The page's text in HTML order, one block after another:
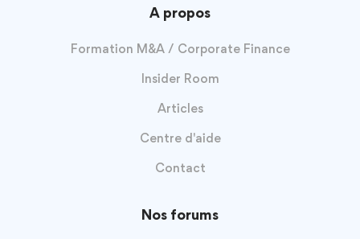
A propos
Formation M&A / Corporate Finance
Insider Room
Articles
Centre d'aide
Contact
Nos forums